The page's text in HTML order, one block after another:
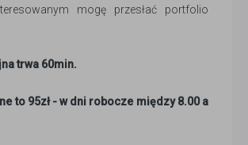
mogę przesłać portfolio
trwa 60min.
to 95zł - w dni robocze między 8.00 a